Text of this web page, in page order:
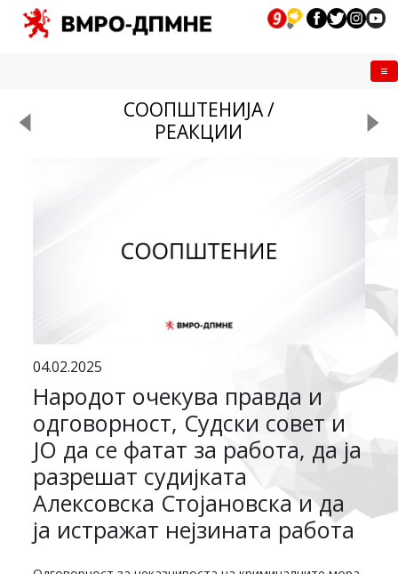
СООПШТЕНИЈА /
РЕАКЦИИ
04.02.2025
Народот очекува правда и
одговорност, Судски совет и
ЈО да се фатат за работа, да ја
разрешат судијката
Алексовска Стојановска и да
ја истражат нејзината работа